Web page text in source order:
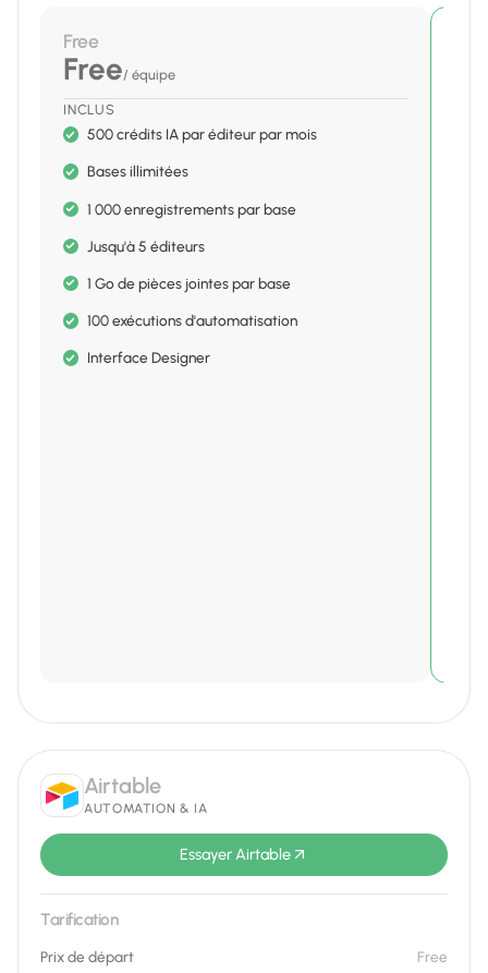
Free
Free/ équipe
INCLUS
500 crédits IA par éditeur par mois
Bases illimitées
1 000 enregistrements par base
Jusqu'à 5 éditeurs
1 Go de pièces jointes par base
100 exécutions d'automatisation
Interface Designer
Airtable
AUTOMATION & IA
Essayer Airtable
Tarification
Prix de départ Free